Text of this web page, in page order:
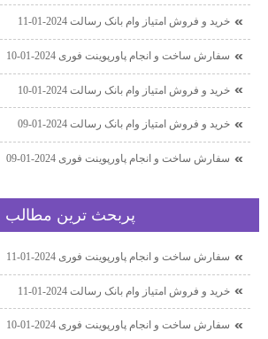
خرید و فروش امتیاز وام بانک رسالت 2024-01-11
سفارش ساخت و انجام پاورپوینت فوری 2024-01-10
خرید و فروش امتیاز وام بانک رسالت 2024-01-10
خرید و فروش امتیاز وام بانک رسالت 2024-01-09
سفارش ساخت و انجام پاورپوینت فوری 2024-01-09
پربحث ترين مطالب
سفارش ساخت و انجام پاورپوینت فوری 2024-01-11
خرید و فروش امتیاز وام بانک رسالت 2024-01-11
سفارش ساخت و انجام پاورپوینت فوری 2024-01-10